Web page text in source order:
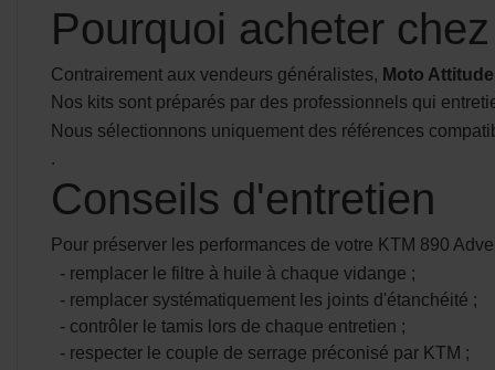
Pourquoi acheter
Contrairement aux vendeurs généralistes, Moto
Nos kits sont préparés par des professionnels qui
Nous sélectionnons uniquement des références
.
Conseils d'entretien
Pour préserver les performances de votre KTM 890
- remplacer le filtre à huile à chaque vidange ;
- remplacer systématiquement les joints d'étanchéité ;
- contrôler le tamis lors de chaque entretien ;
- respecter le couple de serrage préconisé par KTM ;